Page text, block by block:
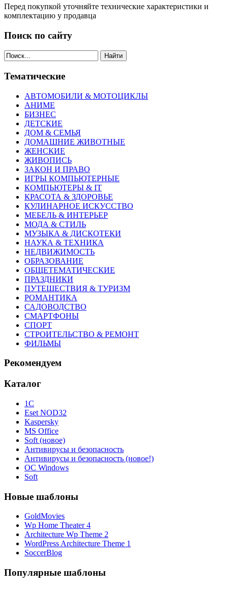
Перед покупкой уточняйте технические характеристики и
комплектацию у продавца
Поиск по сайту
Найти
Тематические
АВТОМОБИЛИ & МОТОЦИКЛЫ
АНИМЕ
БИЗНЕС
ДЕТСКИЕ
ДОМ & СЕМЬЯ
ДОМАШНИЕ ЖИВОТНЫЕ
ЖЕНСКИЕ
ЖИВОПИСЬ
ЗАКОН И ПРАВО
ИГРЫ КОМПЬЮТЕРНЫЕ
КОМПЬЮТЕРЫ & IT
КРАСОТА & ЗДОРОВЬЕ
КУЛИНАРНОЕ ИСКУССТВО
МЕБЕЛЬ & ИНТЕРЬЕР
МОДА & СТИЛЬ
МУЗЫКА & ДИСКОТЕКИ
НАУКА & ТЕХНИКА
НЕДВИЖИМОСТЬ
ОБРАЗОВАНИЕ
ОБЩЕТЕМАТИЧЕСКИЕ
ПРАЗДНИКИ
ПУТЕШЕСТВИЯ & ТУРИЗМ
РОМАНТИКА
САДОВОДСТВО
СМАРТФОНЫ
СПОРТ
СТРОИТЕЛЬСТВО & РЕМОНТ
ФИЛЬМЫ
Рекомендуем
Каталог
1С
Eset NOD32
Kaspersky
MS Office
Soft (новое)
Антивирусы и безопасность
Антивирусы и безопасность (новое!)
ОС Windows
Soft
Новые шаблоны
GoldMovies
Wp Home Theater 4
Architecture Wp Theme 2
WordPress Architecture Theme 1
SoccerBlog
Популярные шаблоны